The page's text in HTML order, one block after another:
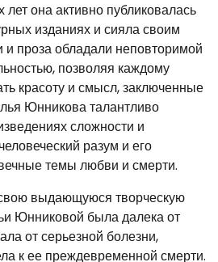
она активно публиковалась
изданиях и сияла своим
и проза обладали неповторимой
позволяя каждому
красоту и смысл, заключенные
Юнникова талантливо
сложности и
разум и его
темы любви и смерти.
выдающуюся творческую
Юнниковой была далека от
от серьезной болезни,
к ее преждевременной смерти.